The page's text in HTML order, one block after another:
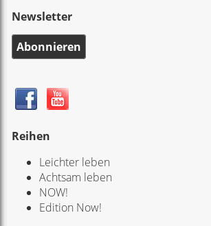
Newsletter
Abonnieren
Reihen
Leichter leben
Achtsam leben
NOW!
Edition Now!